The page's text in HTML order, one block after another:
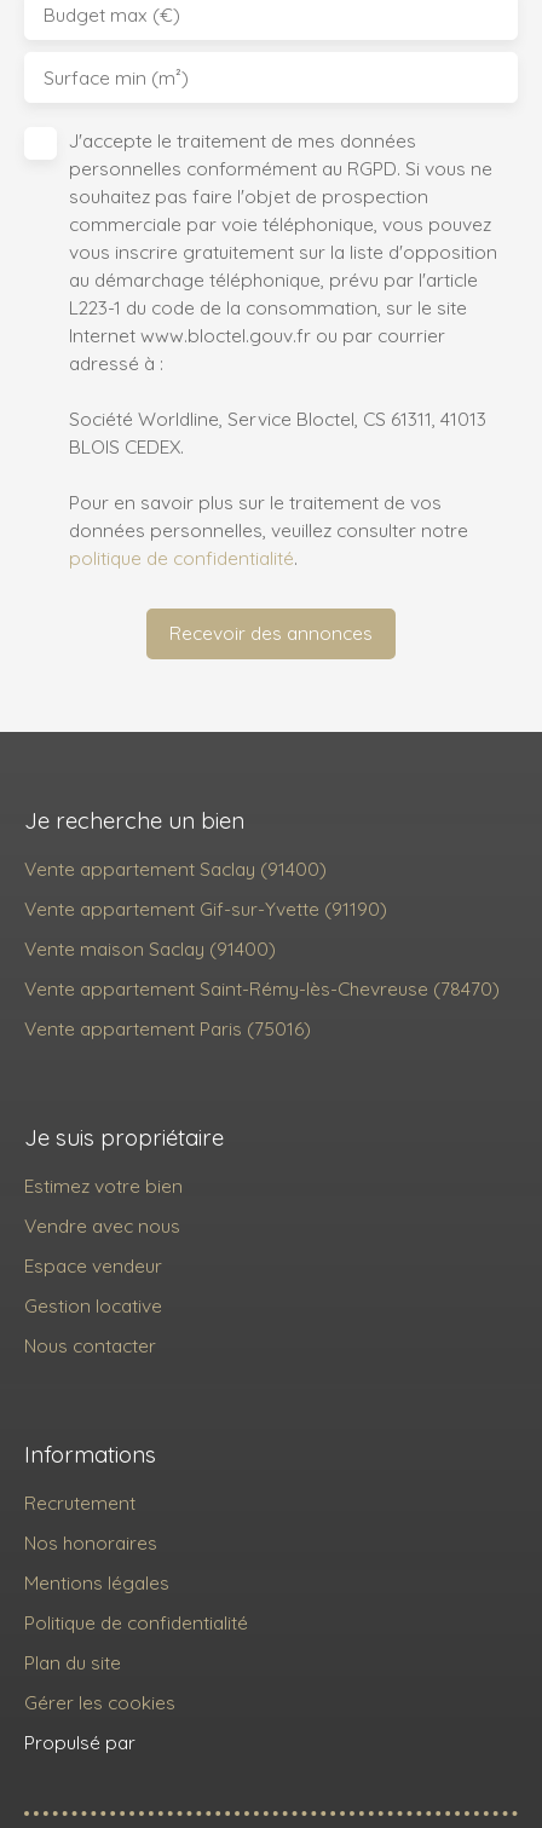
Budget max (€)
Surface min (m²)
J'accepte le traitement de mes données
personnelles conformément au RGPD. Si vous ne
souhaitez pas faire l'objet de prospection
commerciale par voie téléphonique, vous pouvez
vous inscrire gratuitement sur la liste d'opposition
au démarchage téléphonique, prévu par l'article
L223-1 du code de la consommation, sur le site
Internet www.bloctel.gouv.fr ou par courrier
adressé à :
Société Worldline, Service Bloctel, CS 61311, 41013
BLOIS CEDEX.
Pour en savoir plus sur le traitement de vos
données personnelles, veuillez consulter notre
politique de confidentialité.
Recevoir des annonces
Je recherche un bien
Vente appartement Saclay (91400)
Vente appartement Gif-sur-Yvette (91190)
Vente maison Saclay (91400)
Vente appartement Saint-Rémy-lès-Chevreuse (78470)
Vente appartement Paris (75016)
Je suis propriétaire
Estimez votre bien
Vendre avec nous
Espace vendeur
Gestion locative
Nous contacter
Informations
Recrutement
Nos honoraires
Mentions légales
Politique de confidentialité
Plan du site
Gérer les cookies
Propulsé par